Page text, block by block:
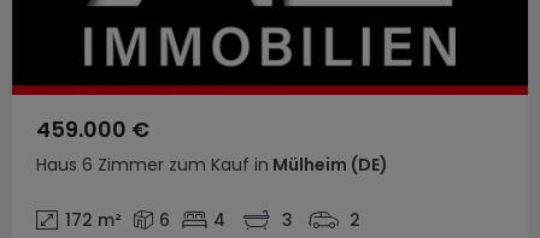
Haus 6 Zimmer zum Kauf in Mülheim (DE)
459.000 €
172 m² 6 4 3 2